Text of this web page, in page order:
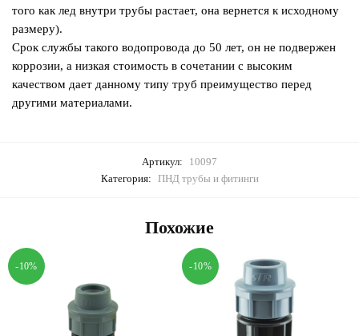
того как лед внутри трубы растает, она вернется к исходному
размеру).
Срок службы такого водопровода до 50 лет, он не подвержен
коррозии, а низкая стоимость в сочетании с высоким
качеством дает данному типу труб преимущество перед
другими материалами.
Артикул:
10097
Категория: ПНД трубы и фитинги
Похожие
-10% -10%